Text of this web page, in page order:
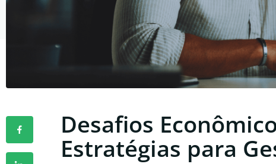
Desafios
Estratégias para